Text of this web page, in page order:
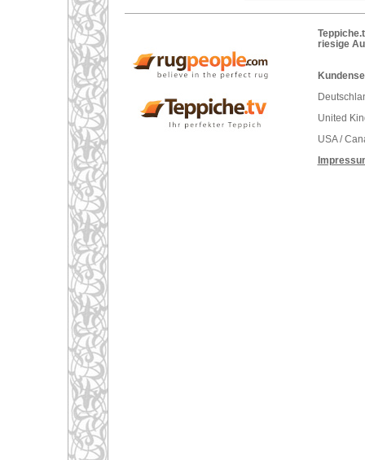
riesige
United
USA /